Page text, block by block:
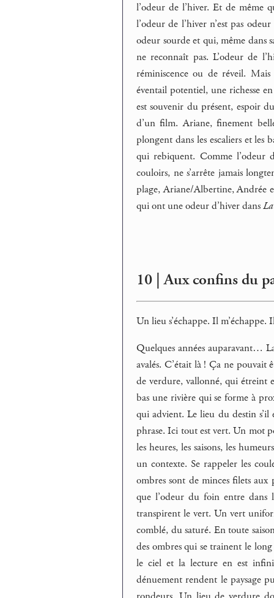
l’odeur de l’hiver. Et de même
l’odeur de l’hiver n’est pas
odeur sourde et qui, même dans
ne reconnaît pas. L’odeur de
réminiscence ou de réveil.
éventail potentiel, une richesse
est souvenir du présent, espoir
d’un film. Ariane, finement
plongent dans les escaliers et les
qui rebiquent. Comme l’odeur
couloirs, ne s’arrête jamais
plage, Ariane/Albertine, Andrée
qui ont une odeur d’hiver dans
10 | Aux confins du
Un lieu s’échappe. Il m’échappe.
Quelques années auparavant…
avalés. C’était là ! Ça ne
de verdure, vallonné, qui étreint
bas une rivière qui se forme à
qui advient. Le lieu du destin s’il
phrase. Ici tout est vert. Un mot
les heures, les saisons, les
un contexte. Se rappeler les
ombres sont de minces filets aux
que l’odeur du foin entre dans
transpirent le vert. Un vert
comblé, du saturé. En toute
des ombres qui se trainent le
le ciel et la lecture en est
dénuement rendent le paysage